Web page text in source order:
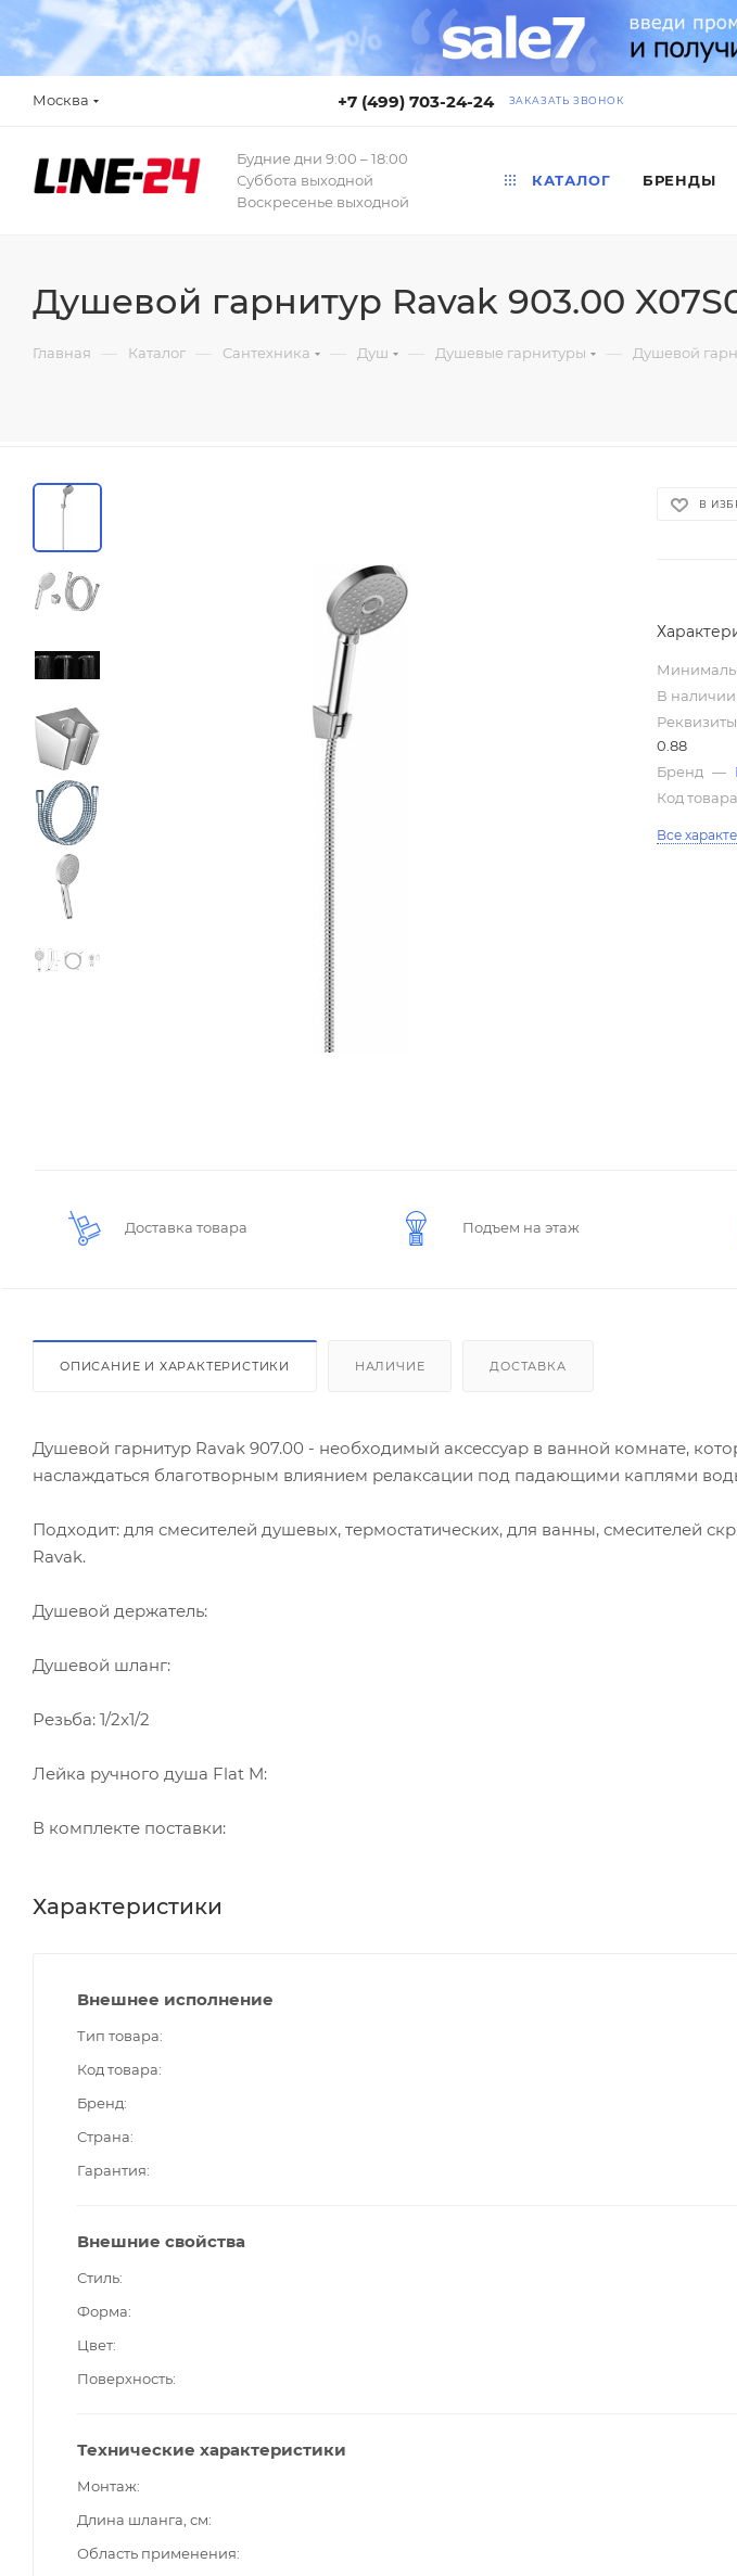
Москва +7 (499) 703-24-24 ЗАКАЗАТЬ ЗВОНОК
Будние дни 9:00 – 18:00
Суббота выходной
Воскресенье выходной
КАТАЛОГ БРЕНДЫ
Душевой гарнитур Ravak 903.00
Главная — Каталог — Сантехника — Душ — Душевые гарнитуры — Душевой
В
В наличии
Реквизиты
0.88
Бренд —
Код товара
Все
Доставка товара Подъем на этаж
ОПИСАНИЕ И ХАРАКТЕРИСТИКИ НАЛИЧИЕ ДОСТАВКА
Душевой гарнитур Ravak 907.00 - необходимый аксессуар в ванной комнате,
наслаждаться благотворным влиянием релаксации под падающими каплями
Подходит: для смесителей душевых, термостатических, для ванны, смесителей
Ravak.
Душевой держатель:
Душевой шланг:
Резьба: 1/2x1/2
Лейка ручного душа Flat M:
В комплекте поставки:
Характеристики
Внешнее исполнение
Тип товара
Код товара
Бренд
Страна
Гарантия
Внешние свойства
Стиль
Форма
Цвет
Поверхность
Технические характеристики
Монтаж
Длина шланга, см
Область применения